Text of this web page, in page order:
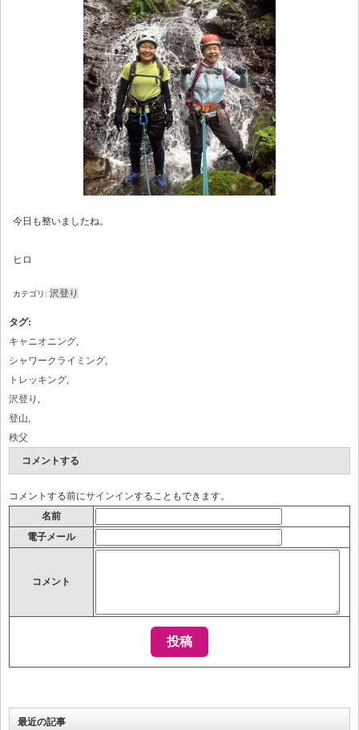
今日も整いましたね。
ヒロ
カテゴリ: 沢登り
タグ:
キャニオニング
シャワークライミング
トレッキング
沢登り
登山
秩父
コメントする
コメントする前にサインインすることもできます。
名前
電子メール
コメント
最近の記事